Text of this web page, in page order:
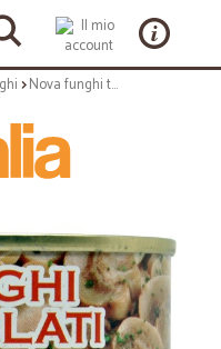
Nova funghi trifolati - gr.180